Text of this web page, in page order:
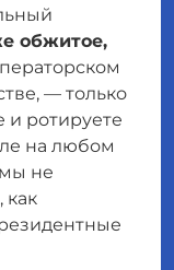
обжитое,
— только
и ротируете
на любом
не
как